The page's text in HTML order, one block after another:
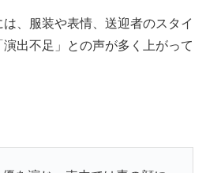
、服装や表情、送迎者のスタイ
出不足」との声が多く上がって